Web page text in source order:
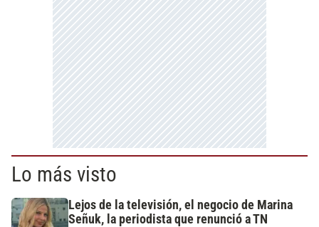
Lo más visto
Lejos de la televisión, el negocio de Marina
Señuk, la periodista que renunció a TN